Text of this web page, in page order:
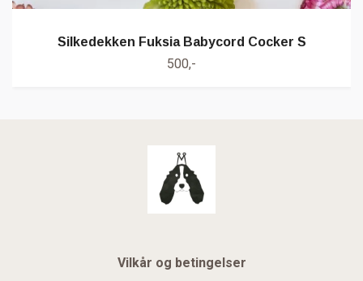
Silkedekken Fuksia Babycord Cocker S
500,-
Vilkår og betingelser